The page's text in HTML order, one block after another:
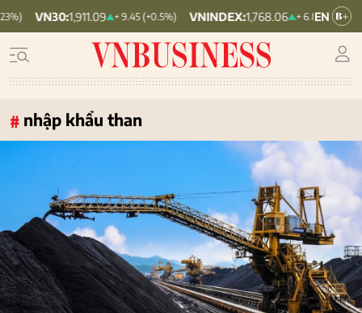
+ 9.45 (+0.5%) VNINDEX:1,768.06 + 6.83 (+0.39%) HNX30:455.12
# nhập khẩu than